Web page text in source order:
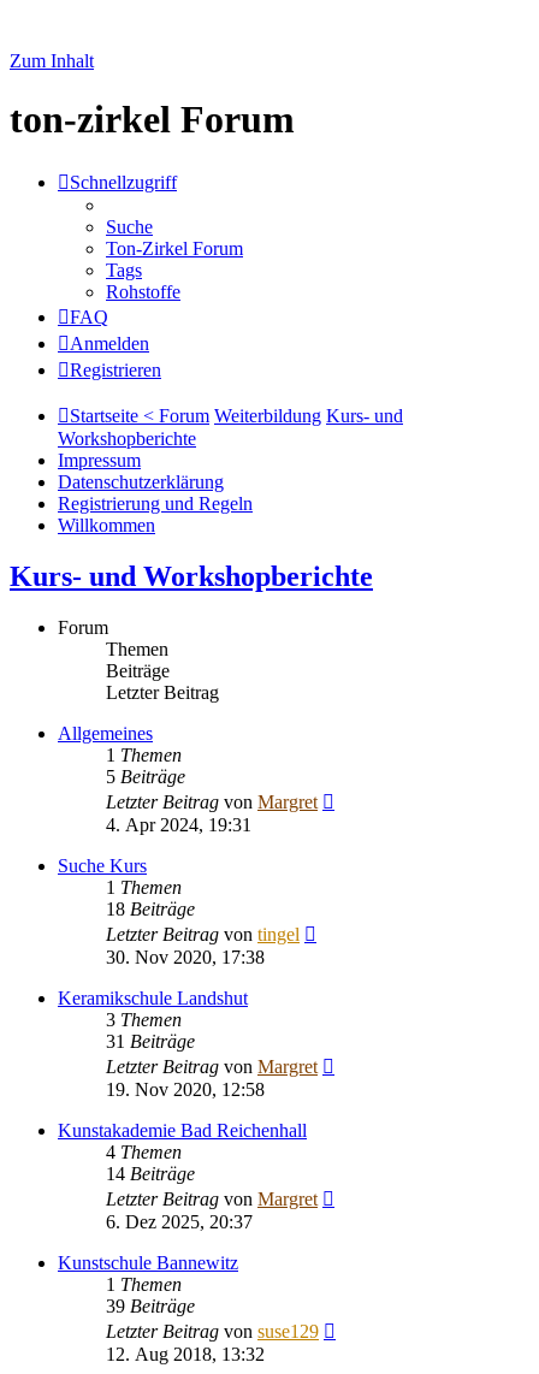
Zum Inhalt
ton-zirkel Forum
Schnellzugriff
Suche
Ton-Zirkel Forum
Tags
Rohstoffe
FAQ
Anmelden
Registrieren
Startseite < Forum Weiterbildung Kurs- und
Workshopberichte
Impressum
Datenschutzerklärung
Registrierung und Regeln
Willkommen
Kurs- und Workshopberichte
Forum
Themen
Beiträge
Letzter Beitrag
Allgemeines
1 Themen
5 Beiträge
Letzter Beitrag von Margret
4. Apr 2024, 19:31
Suche Kurs
1 Themen
18 Beiträge
Letzter Beitrag von tingel
30. Nov 2020, 17:38
Keramikschule Landshut
3 Themen
31 Beiträge
Letzter Beitrag von Margret
19. Nov 2020, 12:58
Kunstakademie Bad Reichenhall
4 Themen
14 Beiträge
Letzter Beitrag von Margret
6. Dez 2025, 20:37
Kunstschule Bannewitz
1 Themen
39 Beiträge
Letzter Beitrag von suse129
12. Aug 2018, 13:32